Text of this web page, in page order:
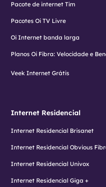
Pacote de internet Tim
Pacotes Oi TV Livre
Oi Internet banda larga
Planos Oi Fibra: Velocidade e
Veek Internet Grátis
Internet Residencial
Internet Residencial Brisanet
Internet Residencial Obvious
Internet Residencial Univox
Internet Residencial Giga +